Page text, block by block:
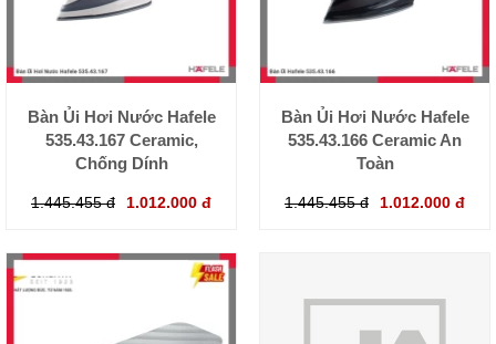
Bàn Ủi Hơi Nước Hafele
535.43.167 Ceramic,
Chống Dính
1.445.455 đ 1.012.000 đ
Bàn Ủi Hơi Nước Hafele
535.43.166 Ceramic An
Toàn
1.445.455 đ 1.012.000 đ